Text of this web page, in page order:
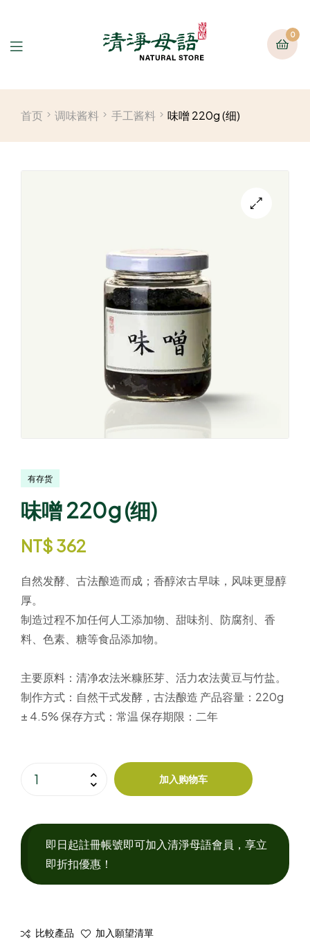
0
首页 调味酱料 手工酱料 味噌 220g (细)
有存货
味噌 220g (细)
NT$ 362
自然发酵、古法酿造而成；香醇浓古早味，风味更显醇
厚。
制造过程不加任何人工添加物、甜味剂、防腐剂、香
料、色素、糖等食品添加物。
主要原料：清净农法米糠胚芽、活力农法黄豆与竹盐。
制作方式： 自然干式发酵，古法酿造 产品容量：220g
± 4.5%保存方式： 常温保存期限： 二年
加入购物车
即日起註冊帳號即可加入清淨母語會員，享立
即折扣優惠！
比較產品 加入願望清單